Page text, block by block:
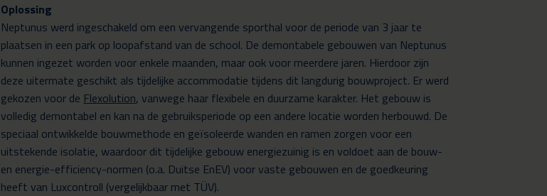
Oplossing
Neptunus werd ingeschakeld om een vervangende sporthal voor de periode van 3 jaar te
plaatsen in een park op loopafstand van de school. De demontabele gebouwen van Neptunus
kunnen ingezet worden voor enkele maanden, maar ook voor meerdere jaren. Hierdoor zijn
deze uitermate geschikt als tijdelijke accommodatie tijdens dit langdurig bouwproject. Er werd
gekozen voor de Flexolution, vanwege haar flexibele en duurzame karakter. Het gebouw is
volledig demontabel en kan na de gebruiksperiode op een andere locatie worden herbouwd. De
speciaal ontwikkelde bouwmethode en geïsoleerde wanden en ramen zorgen voor een
uitstekende isolatie, waardoor dit tijdelijke gebouw energiezuinig is en voldoet aan de bouw-
en energie-efficiency-normen (o.a. Duitse EnEV) voor vaste gebouwen en de goedkeuring
heeft van Luxcontroll (vergelijkbaar met TÜV).